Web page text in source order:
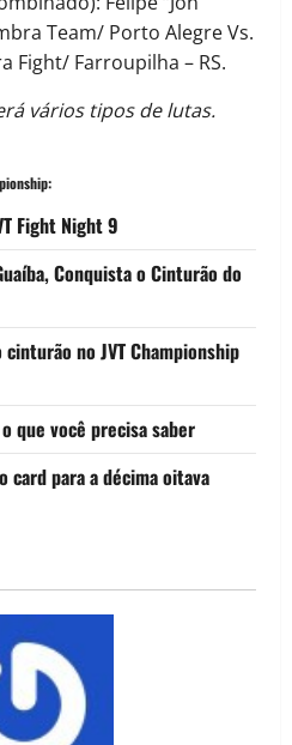
Team/ Porto Alegre Vs.
Fight/ Farroupilha – RS.
vários tipos de lutas.
Fight Night 9
Conquista o Cinturão do
no JVT Championship
que você precisa saber
card para a décima oitava